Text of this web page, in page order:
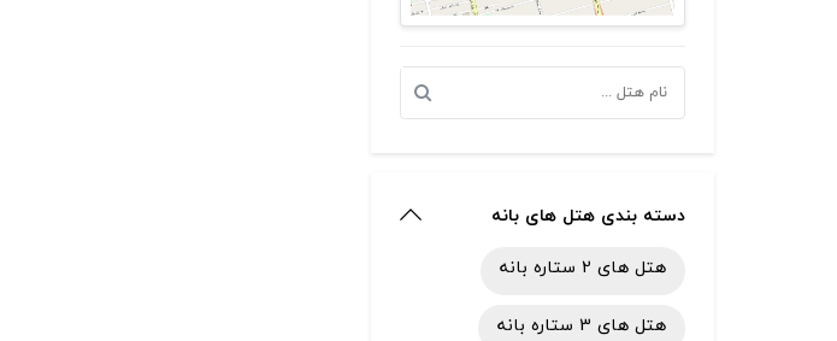
دسته بندی هتل های بانه
هتل های 2 ستاره بانه
هتل های 3 ستاره بانه